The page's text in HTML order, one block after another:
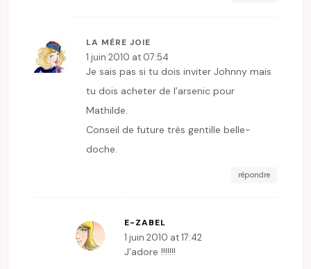
LA MÈRE JOIE
1 juin 2010 at 07:54
Je sais pas si tu dois inviter Johnny mais
tu dois acheter de l’arsenic pour
Mathilde.
Conseil de future très gentille belle-
doche.
répondre
E-ZABEL
1 juin 2010 at 17:42
J’adore !!!!!!!